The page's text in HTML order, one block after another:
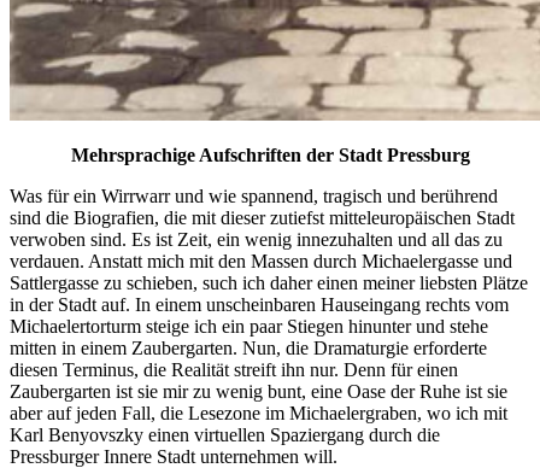
Mehrsprachige Aufschriften der Stadt Pressburg
Was für ein Wirrwarr und wie spannend, tragisch und berührend
sind die Biografien, die mit dieser zutiefst mitteleuropäischen Stadt
verwoben sind. Es ist Zeit, ein wenig innezuhalten und all das zu
verdauen. Anstatt mich mit den Massen durch Michaelergasse und
Sattlergasse zu schieben, such ich daher einen meiner liebsten Plätze
in der Stadt auf. In einem unscheinbaren Hauseingang rechts vom
Michaelertorturm steige ich ein paar Stiegen hinunter und stehe
mitten in einem Zaubergarten. Nun, die Dramaturgie erforderte
diesen Terminus, die Realität streift ihn nur. Denn für einen
Zaubergarten ist sie mir zu wenig bunt, eine Oase der Ruhe ist sie
aber auf jeden Fall, die Lesezone im Michaelergraben, wo ich mit
Karl Benyovszky einen virtuellen Spaziergang durch die
Pressburger Innere Stadt unternehmen will.